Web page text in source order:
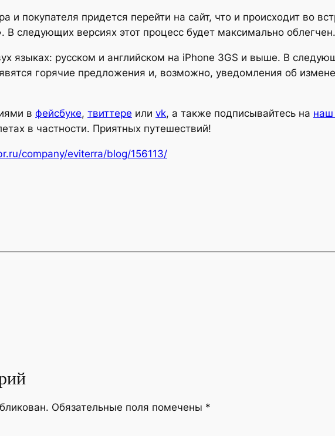
покупателя придется перейти на сайт, что и происходит во
В следующих версиях этот процесс будет максимально облегчен.
языках: русском и английском на iPhone 3GS и выше. В
горячие предложения и, возможно, уведомления об
в фейсбуке, твиттере или vk, а также подписывайтесь на наш
в частности. Приятных путешествий!
company/eviterra/blog/156113/
Обязательные поля помечены *